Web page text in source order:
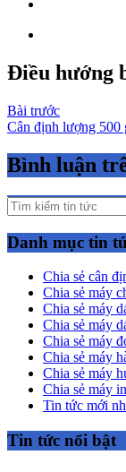
Điều hướng
Bài trước
Cân định lượng
Bình luận
Danh mục tin
Chia sẻ cân
Chia sẻ máy
Chia sẻ máy
Chia sẻ máy
Chia sẻ máy
Chia sẻ máy
Chia sẻ máy
Chia sẻ máy
Tin tức mới
Tin tức nổi bật